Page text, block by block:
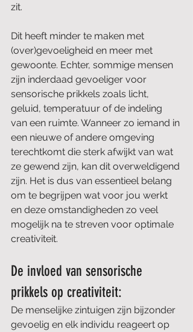
zit.
Dit heeft minder te maken met
(over)gevoeligheid en meer met
gewoonte. Echter, sommige mensen
zijn inderdaad gevoeliger voor
sensorische prikkels zoals licht,
geluid, temperatuur of de indeling
van een ruimte. Wanneer zo iemand in
een nieuwe of andere omgeving
terechtkomt die sterk afwijkt van wat
ze gewend zijn, kan dit overweldigend
zijn. Het is dus van essentieel belang
om te begrijpen wat voor jou werkt
en deze omstandigheden zo veel
mogelijk na te streven voor optimale
creativiteit.
De invloed van sensorische
prikkels op creativiteit:
De menselijke zintuigen zijn bijzonder
gevoelig en elk individu reageert op